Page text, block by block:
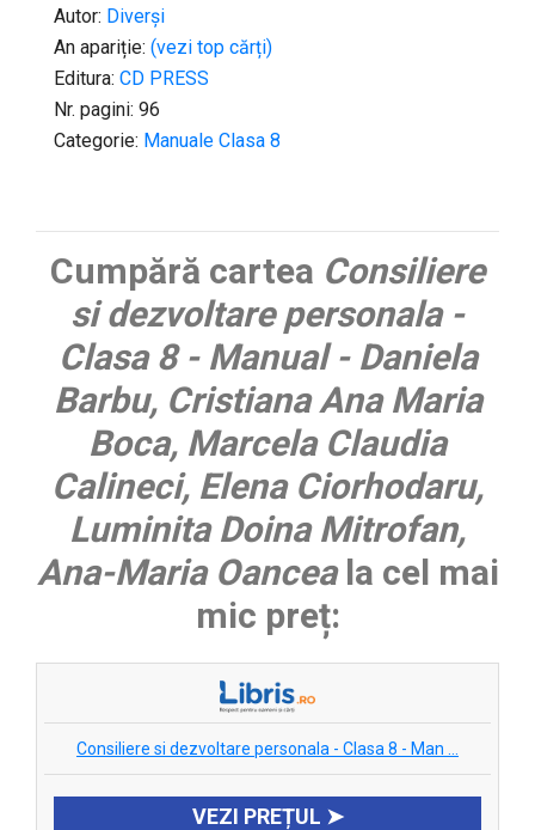
Autor: Diverși
An apariție: (vezi top cărți)
Editura: CD PRESS
Nr. pagini: 96
Categorie: Manuale Clasa 8
Cumpără cartea Consiliere
si dezvoltare personala -
Clasa 8 - Manual - Daniela
Barbu, Cristiana Ana Maria
Boca, Marcela Claudia
Calineci, Elena Ciorhodaru,
Luminita Doina Mitrofan,
Ana-Maria Oanceala cel mai
mic preț:
Consiliere si dezvoltare personala - Clasa 8 - Man ...
VEZI PREȚUL ➤